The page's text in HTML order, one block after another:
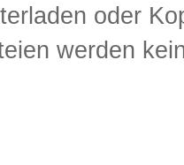
oder
werden